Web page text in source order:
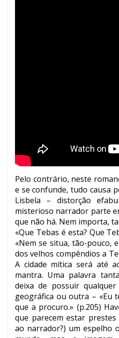
Pelo contrário, neste
e se confunde, tudo causa
Lisbela – distorção
misterioso narrador parte
que não há. Nem importa,
«Que Tebas é esta? Que
«Nem se situa, tão-pouco,
dos velhos compêndios a
A cidade mítica será até
mantra. Uma palavra
deixa de possuir
geográfica ou outra – «Eu
que a procuro.» (p.205)
que parecem estar
ao narrador?) um espelho